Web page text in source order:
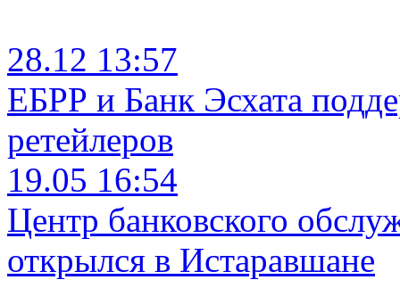
28.12 13:57
ЕБРР и Банк Эсхата
ретейлеров
19.05 16:54
Центр банковского
открылся в Истаравшане